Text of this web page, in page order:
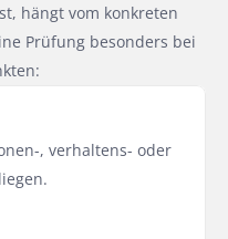
hängt vom konkreten
Prüfung besonders bei
, verhaltens- oder